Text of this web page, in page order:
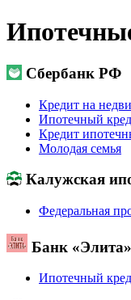
Сбербанк РФ
Кредит на
Ипотечный
Кредит
Молодая семья
Калужская
Федеральная
Банк «Элита»
Ипотечный